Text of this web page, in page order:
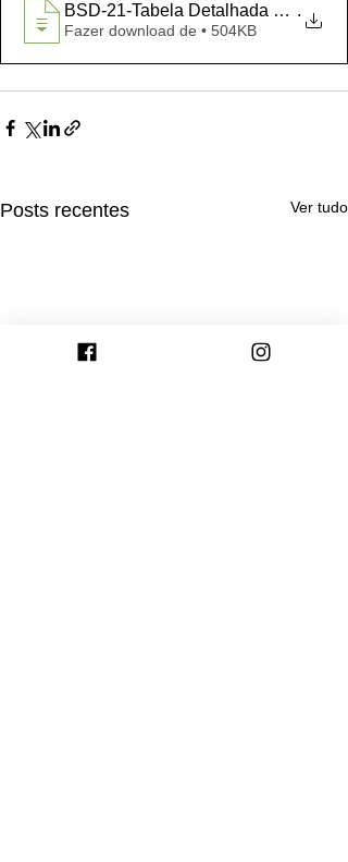
BSD-21-Tabela Detalhada do Turno
.
Fazer download de • 504KB
Posts recentes Ver tudo